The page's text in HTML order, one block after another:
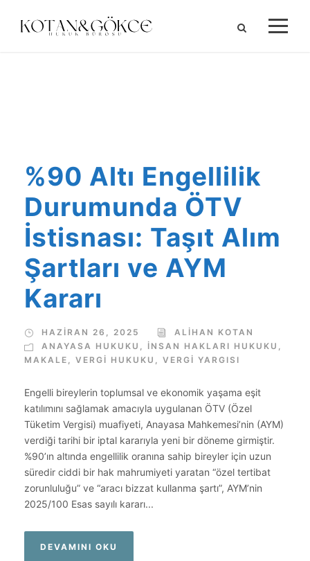
%90 Altı Engellilik
Durumunda ÖTV
İstisnası: Taşıt Alım
Şartları ve AYM
Kararı
HAZIRAN 26, 2025
ALIHAN KOTAN
ANAYASA HUKUKU , İNSAN HAKLARI HUKUKU ,
MAKALE , VERGI HUKUKU , VERGI YARGISI
Engelli bireylerin toplumsal ve ekonomik yaşama eşit
katılımını sağlamak amacıyla uygulanan ÖTV (Özel
Tüketim Vergisi) muafiyeti, Anayasa Mahkemesi’nin (AYM)
verdiği tarihi bir iptal kararıyla yeni bir döneme girmiştir.
%90’ın altında engellilik oranına sahip bireyler için uzun
süredir ciddi bir hak mahrumiyeti yaratan “özel tertibat
zorunluluğu” ve “aracı bizzat kullanma şartı”, AYM’nin
2025/100 Esas sayılı kararı...
DEVAMINI OKU